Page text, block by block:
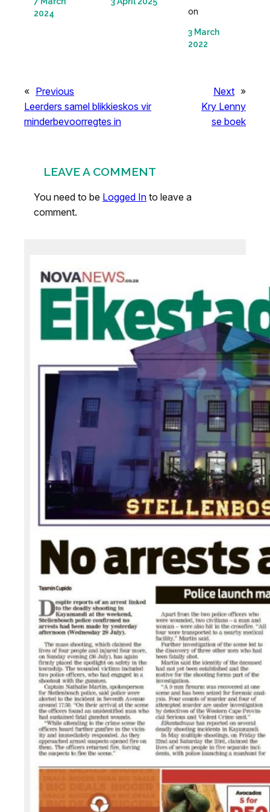
2024
on
3 March
2022
« Previous
Leerders samel blikkieskos vir
minderbevoorregtes in
Next »
Kry Lenny
se boek
LEAVE A COMMENT
You need to be Logged In to leave a
comment.